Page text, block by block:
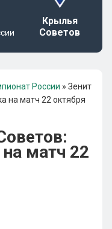
Крылья
Советов
России » Зенит
на матч 22 октября
на матч 22